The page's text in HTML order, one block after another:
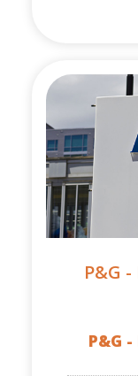
P&G
P&G